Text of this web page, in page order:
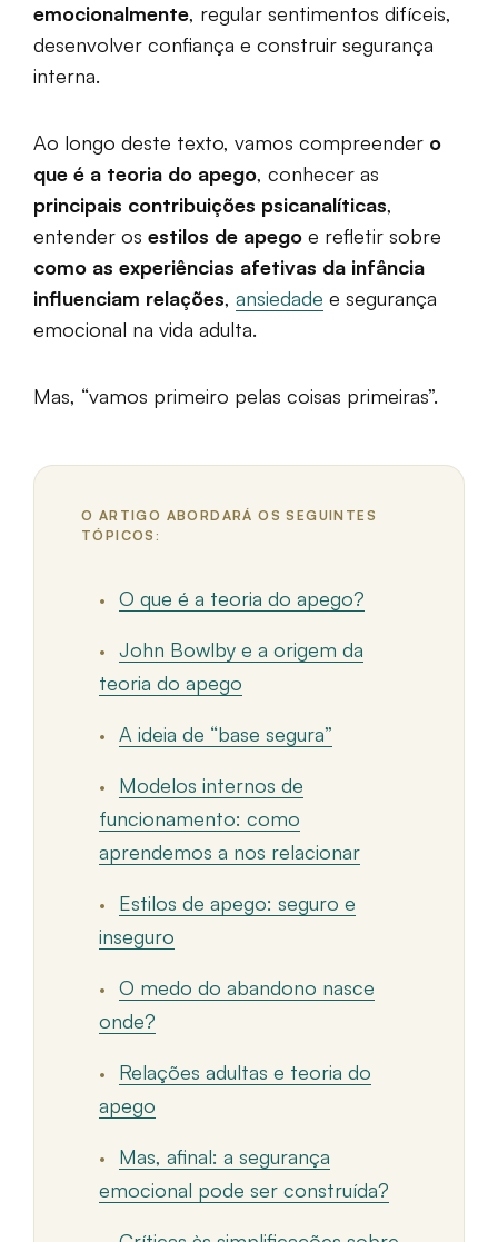
emocionalmente, regular sentimentos difíceis,
desenvolver confiança e construir segurança
interna.
Ao longo deste texto, vamos compreender o
que é a teoria do apego, conhecer as
principais contribuições psicanalíticas,
entender os estilos de apego e refletir sobre
como as experiências afetivas da infância
influenciam relações, ansiedade e segurança
emocional na vida adulta.
Mas, “vamos primeiro pelas coisas primeiras”.
O ARTIGO ABORDARÁ OS SEGUINTES
TÓPICOS:
O que é a teoria do apego?
John Bowlby e a origem da
teoria do apego
A ideia de “base segura”
Modelos internos de
funcionamento: como
aprendemos a nos relacionar
Estilos de apego: seguro e
inseguro
O medo do abandono nasce
onde?
Relações adultas e teoria do
apego
Mas, afinal: a segurança
emocional pode ser construída?